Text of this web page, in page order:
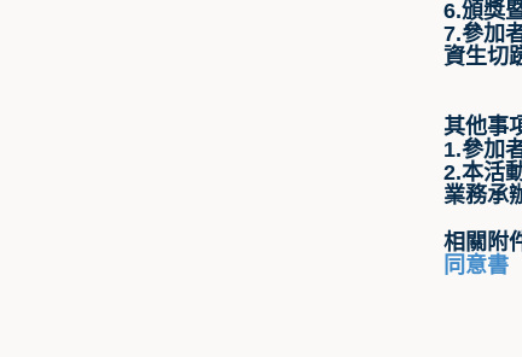
6.頒獎
7.參加
資生切
其他事
1.參加
2.本活
業務承
相關附
同意書